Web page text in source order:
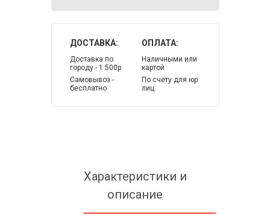
ДОСТАВКА:
Доставка по
городу - 1 500р
Самовывоз -
бесплатно
ОПЛАТА:
Наличными или
картой
По счету для юр
лиц
Характеристики и
описание